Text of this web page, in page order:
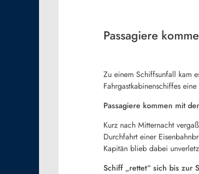
Passagiere
Zu einem Schiffsunfall kam
Fahrgastkabinenschiffes
Passagiere kommen mit
Kurz nach Mitternacht
Durchfahrt einer
Kapitän blieb dabei
Schiff „rettet“ sich bis zur